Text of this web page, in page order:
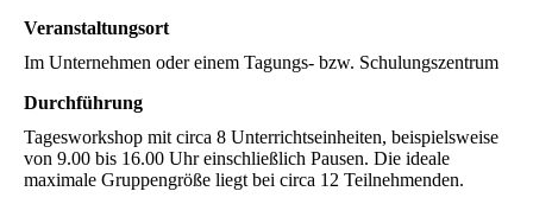
Veranstaltungsort
Im Unternehmen oder einem Tagungs- bzw. Schulungszentrum
Durchführung
Tagesworkshop mit circa 8 Unterrichtseinheiten, beispielsweise
von 9.00 bis 16.00 Uhr einschließlich Pausen. Die ideale
maximale Gruppengröße liegt bei circa 12 Teilnehmenden.